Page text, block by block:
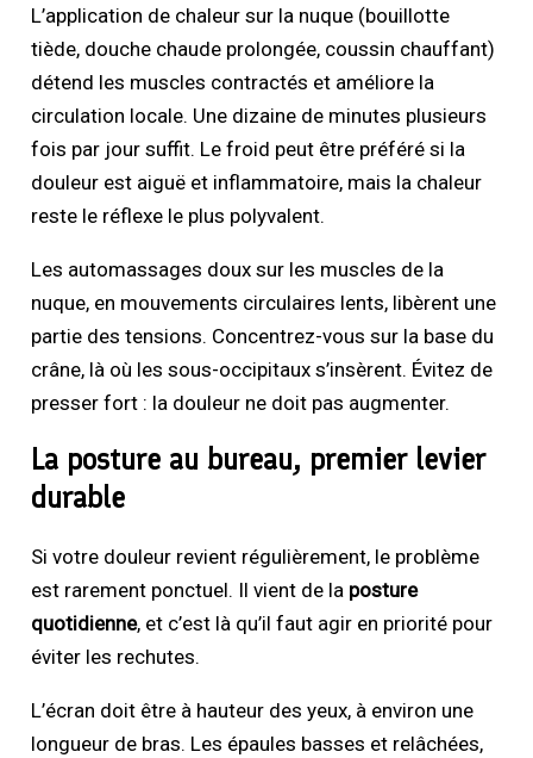
L’application de chaleur sur la nuque (bouillotte
tiède, douche chaude prolongée, coussin chauffant)
détend les muscles contractés et améliore la
circulation locale. Une dizaine de minutes plusieurs
fois par jour suffit. Le froid peut être préféré si la
douleur est aiguë et inflammatoire, mais la chaleur
reste le réflexe le plus polyvalent.
Les automassages doux sur les muscles de la
nuque, en mouvements circulaires lents, libèrent une
partie des tensions. Concentrez-vous sur la base du
crâne, là où les sous-occipitaux s’insèrent. Évitez de
presser fort : la douleur ne doit pas augmenter.
La posture au bureau, premier levier
durable
Si votre douleur revient régulièrement, le problème
est rarement ponctuel. Il vient de la posture
quotidienne, et c’est là qu’il faut agir en priorité pour
éviter les rechutes.
L’écran doit être à hauteur des yeux, à environ une
longueur de bras. Les épaules basses et relâchées,